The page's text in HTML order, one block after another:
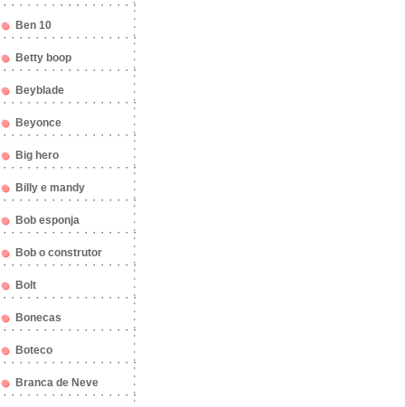
Ben 10
Betty boop
Beyblade
Beyonce
Big hero
Billy e mandy
Bob esponja
Bob o construtor
Bolt
Bonecas
Boteco
Branca de Neve